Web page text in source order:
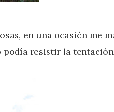
en una ocasión me
podía resistir la